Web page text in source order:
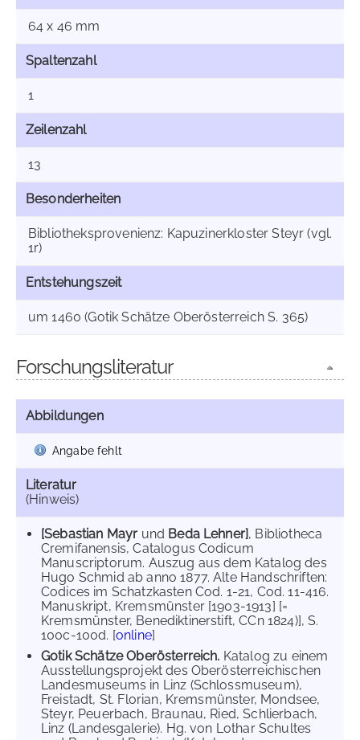
64 x 46 mm
Spaltenzahl
1
Zeilenzahl
13
Besonderheiten
Bibliotheksprovenienz: Kapuzinerkloster Steyr (vgl.
1r)
Entstehungszeit
um 1460 (Gotik Schätze Oberösterreich S. 365)
Forschungsliteratur
Abbildungen
Angabe fehlt
Literatur
(Hinweis)
[Sebastian Mayr und Beda Lehner], Bibliotheca
Cremifanensis, Catalogus Codicum
Manuscriptorum. Auszug aus dem Katalog des
Hugo Schmid ab anno 1877. Alte Handschriften:
Codices im Schatzkasten Cod. 1-21, Cod. 11-416.
Manuskript, Kremsmünster [1903-1913] [=
Kremsmünster, Benediktinerstift, CCn 1824)], S.
100c-100d. [online]
Gotik Schätze Oberösterreich. Katalog zu einem
Ausstellungsprojekt des Oberösterreichischen
Landesmuseums in Linz (Schlossmuseum),
Freistadt, St. Florian, Kremsmünster, Mondsee,
Steyr, Peuerbach, Braunau, Ried, Schlierbach,
Linz (Landesgalerie). Hg. von Lothar Schultes